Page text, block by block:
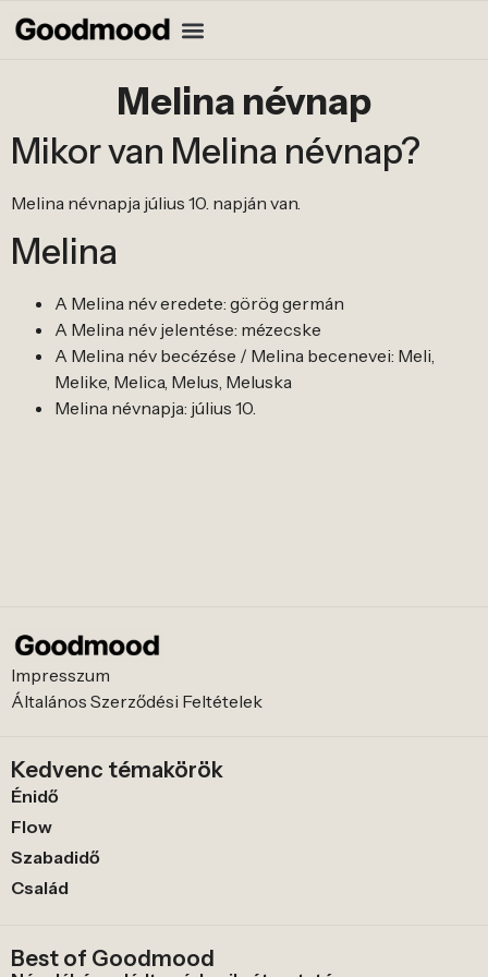
Melina névnap
Mikor van Melina névnap?
Melina névnapja július 10. napján van.
Melina
A Melina név eredete: görög germán
A Melina név jelentése: mézecske
A Melina név becézése / Melina becenevei: Meli,
Melike, Melica, Melus, Meluska
Melina névnapja: július 10.
Impresszum
Általános Szerződési Feltételek
Kedvenc témakörök
Énidő
Flow
Szabadidő
Család
Best of Goodmood